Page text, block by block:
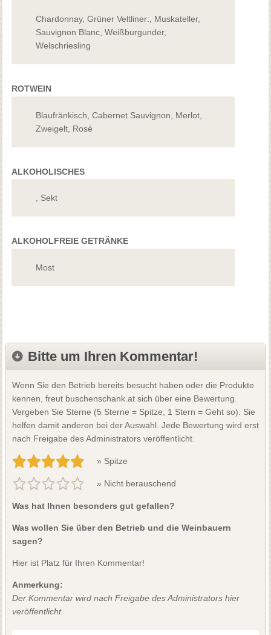
Chardonnay, Grüner Veltliner:, Muskateller,
Sauvignon Blanc, Weißburgunder,
Welschriesling
ROTWEIN
Blaufränkisch, Cabernet Sauvignon, Merlot,
Zweigelt, Rosé
ALKOHOLISCHES
, Sekt
ALKOHOLFREIE GETRÄNKE
Most
Bitte um Ihren Kommentar!
Wenn Sie den Betrieb bereits besucht haben oder die Produkte
kennen, freut buschenschank.at sich über eine Bewertung.
Vergeben Sie Sterne (5 Sterne = Spitze, 1 Stern = Geht so). Sie
helfen damit anderen bei der Auswahl. Jede Bewertung wird erst
nach Freigabe des Administrators veröffentlicht.
» Spitze
» Nicht berauschend
Was hat Ihnen besonders gut gefallen?
Was wollen Sie über den Betrieb und die Weinbauern
sagen?
Hier ist Platz für Ihren Kommentar!
Anmerkung:
Der Kommentar wird nach Freigabe des Administrators hier
veröffentlicht.